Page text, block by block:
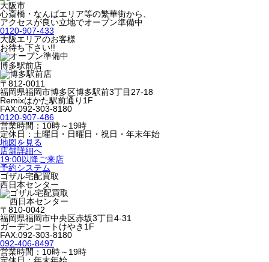
大阪市
心斎橋・なんばエリア等の繁華街から、
アクセスが良い立地でオープン準備中
0120-907-433
大阪エリアのお客様
お待ち下さい!!
博多駅前店
〒812-0011
福岡県福岡市博多区博多駅前3丁目27-18
Remixはかた駅前通り1F
FAX:092-303-8180
0120-907-486
営業時間：10時～19時
定休日：土曜日・日曜日・祝日・年末年始
地図を見る
店舗詳細へ
19:00以降ご来店
予約システム
ゴザル宅配買取
西日本センター
〒810-0042
福岡県福岡市中央区赤坂3丁目4-31
ガーデンコートけやき1F
FAX:092-303-8180
092-406-8497
営業時間：10時～19時